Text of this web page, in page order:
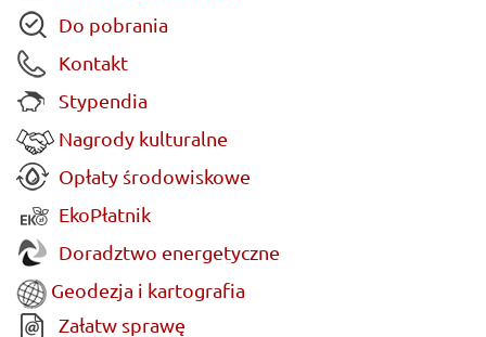
Do pobrania
Kontakt
Stypendia
Nagrody kulturalne
Opłaty środowiskowe
EkoPłatnik
Doradztwo energetyczne
Geodezja i kartografia
Załatw sprawę